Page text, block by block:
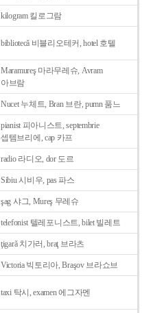
kilogram 킬로그람
bibliotecǎ 비블리오테커, hotel 호텔
Maramureş 마라무레슈, Avram
아브람
Nucet 누체트, Bran 브란, pumn 품느
pianist 피아니스트, septembrie
셉템브리에, cap 카프
radio 라디오, dor 도르
Sibiu 시비우, pas 파스
şag 샤그, Mureş 무레슈
telefonist 텔레포니스트, bilet 빌레트
ţigarǎ 치가러, braţ 브라츠
Victoria 빅토리아, Braşov 브라쇼브
taxi 탁시, examen 에그자멘